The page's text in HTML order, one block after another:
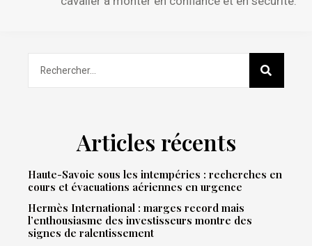
Articles récents
Haute-Savoie sous les intempéries : recherches en
cours et évacuations aériennes en urgence
Hermès International : marges record mais
l’enthousiasme des investisseurs montre des
signes de ralentissement